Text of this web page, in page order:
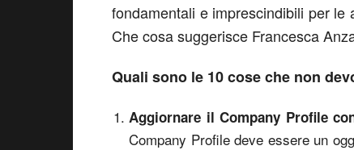
fondamentali e imprescindibili per
Che cosa suggerisce Francesca
Quali sono le 10 cose che non
Aggiornare il Company Profile
Company Profile deve essere un